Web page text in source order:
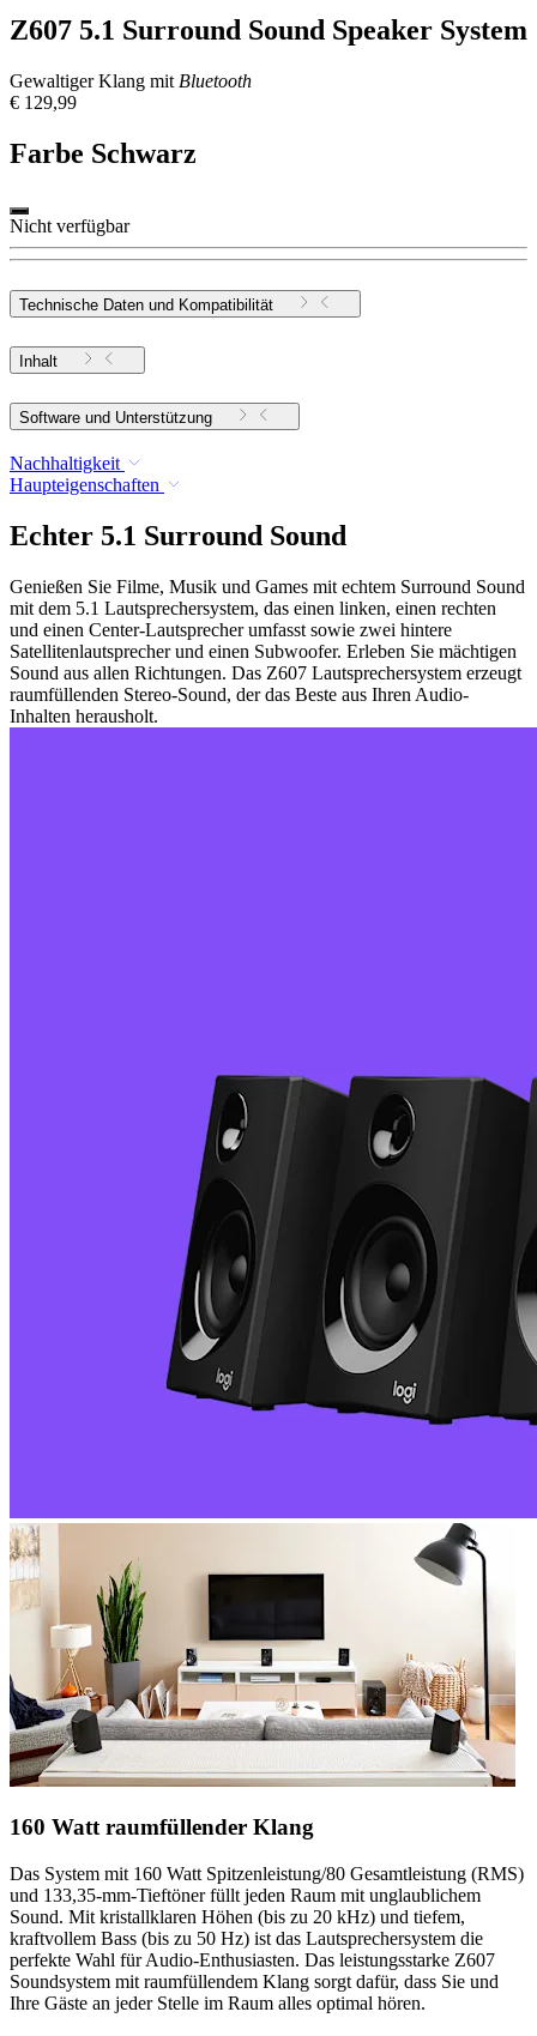
Z607 5.1 Surround Sound Speaker System
Gewaltiger Klang mit Bluetooth
€ 129,99
Farbe Schwarz
Nicht verfügbar
Technische Daten und Kompatibilität
Inhalt
Software und Unterstützung
Nachhaltigkeit
Haupteigenschaften
Echter 5.1 Surround Sound
Genießen Sie Filme, Musik und Games mit echtem Surround Sound
mit dem 5.1 Lautsprechersystem, das einen linken, einen rechten
und einen Center-Lautsprecher umfasst sowie zwei hintere
Satellitenlautsprecher und einen Subwoofer. Erleben Sie mächtigen
Sound aus allen Richtungen. Das Z607 Lautsprechersystem erzeugt
raumfüllenden Stereo-Sound, der das Beste aus Ihren Audio-
Inhalten herausholt.
160 Watt raumfüllender Klang
Das System mit 160 Watt Spitzenleistung/80 Gesamtleistung (RMS)
und 133,35-mm-Tieftöner füllt jeden Raum mit unglaublichem
Sound. Mit kristallklaren Höhen (bis zu 20 kHz) und tiefem,
kraftvollem Bass (bis zu 50 Hz) ist das Lautsprechersystem die
perfekte Wahl für Audio-Enthusiasten. Das leistungsstarke Z607
Soundsystem mit raumfüllendem Klang sorgt dafür, dass Sie und
Ihre Gäste an jeder Stelle im Raum alles optimal hören.